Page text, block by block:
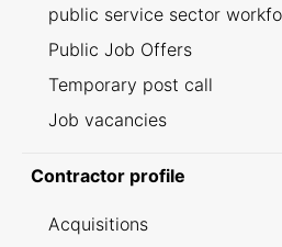
public service sector
Public Job Offers
Temporary post call
Job vacancies
Contractor profile
Acquisitions